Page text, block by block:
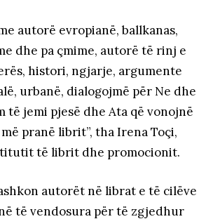
autorë evropianë, ballkanas,
dhe pa çmime, autorë të rinj e
histori, ngjarje, argumente
urbanë, dialogojmë për Ne dhe
të jemi pjesë dhe Ata që vonojnë
pranë librit”, tha Irena Toçi,
të librit dhe promocionit.
autorët në librat e të cilëve
të vendosura për të zgjedhur